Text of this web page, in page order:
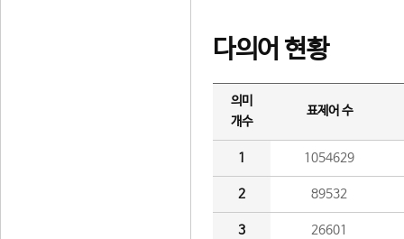
다의어 현황
의미
개수
표제어 수
1 1054629
2 89532
3 26601